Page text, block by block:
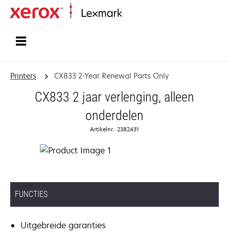
Printers CX833 2-Year Renewal Parts Only
CX833 2 jaar verlenging, alleen
onderdelen
Artikelnr.: 2382431
FUNCTIES
Uitgebreide garanties